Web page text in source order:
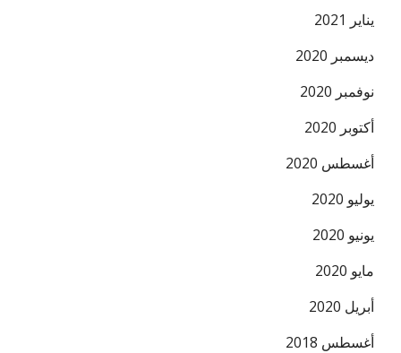
يناير 2021
ديسمبر 2020
نوفمبر 2020
أكتوبر 2020
أغسطس 2020
يوليو 2020
يونيو 2020
مايو 2020
أبريل 2020
أغسطس 2018